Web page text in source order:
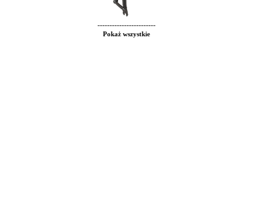
------------------------
Pokaż wszystkie